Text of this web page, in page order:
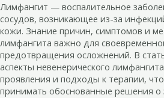
Лимфангит — воспалительное
сосудов, возникающее из-за
кожи. Знание причин, симптомов и
лимфангита важно для
предотвращения осложнений. В
аспекты невенерического
проявления и подходы к терапии,
принимать обоснованные решения о